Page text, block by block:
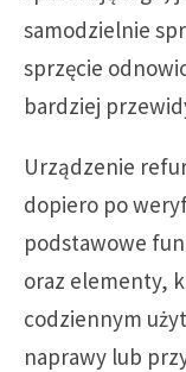
samodzielnie
sprzęcie
bardziej
Urządzenie
dopiero po
podstawowe
oraz elementy,
codziennym
naprawy lub